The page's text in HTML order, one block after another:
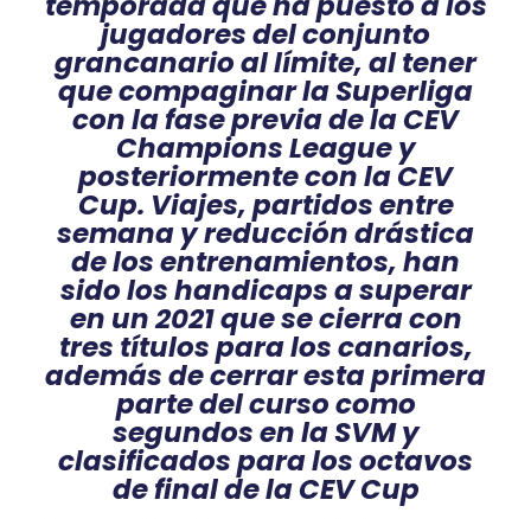
jugadores del conjunto
grancanario al límite, al tener
que compaginar la Superliga
con la fase previa de la CEV
Champions League y
posteriormente con la CEV
Cup. Viajes, partidos entre
semana y reducción drástica
de los entrenamientos, han
sido los handicaps a superar
en un 2021 que se cierra con
tres títulos para los canarios,
además de cerrar esta primera
parte del curso como
segundos en la SVM y
clasificados para los octavos
de final de la CEV Cup